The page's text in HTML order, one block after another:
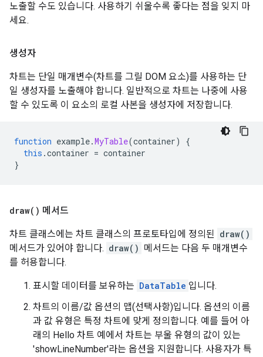
노출할 수도 있습니다. 사용하기 쉬울수록 좋다는 점을 잊지 마
세요.
생성자
차트는 단일 매개변수(차트를 그릴 DOM 요소)를 사용하는 단
일 생성자를 노출해야 합니다. 일반적으로 차트는 나중에 사용
할 수 있도록 이 요소의 로컬 사본을 생성자에 저장합니다.
function example.MyTable(container)
{
this .container = container
}
draw( ) 메서드
차트 클래스에는 차트 클래스의 프로토타입에 정의된 draw()
메서드가 있어야 합니다. draw() 메서드는 다음 두 매개변수
를 허용합니다.
표시할 데이터를 보유하는 DataTable 입니다.
차트의 이름/값 옵션의 맵(선택사항)입니다. 옵션의 이름
과 값 유형은 특정 차트에 맞게 정의합니다. 예를 들어 아
래의 Hello 차트 예에서 차트는 부울 유형의 값이 있는
'showLineNumber'라는 옵션을 지원합니다. 사용자가 특